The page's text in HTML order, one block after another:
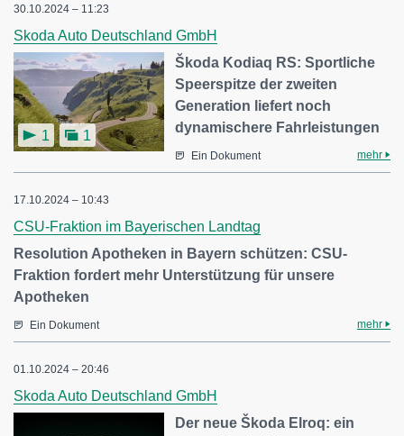
30.10.2024 – 11:23
Skoda Auto Deutschland GmbH
1 1
Škoda Kodiaq RS: Sportliche
Speerspitze der zweiten
Generation liefert noch
dynamischere Fahrleistungen
Ein Dokument mehr
17.10.2024 – 10:43
CSU-Fraktion im Bayerischen Landtag
Resolution Apotheken in Bayern schützen: CSU-
Fraktion fordert mehr Unterstützung für unsere
Apotheken
Ein Dokument mehr
01.10.2024 – 20:46
Skoda Auto Deutschland GmbH
Der neue Škoda Elroq: ein